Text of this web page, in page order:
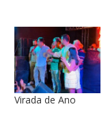
Virada de Ano